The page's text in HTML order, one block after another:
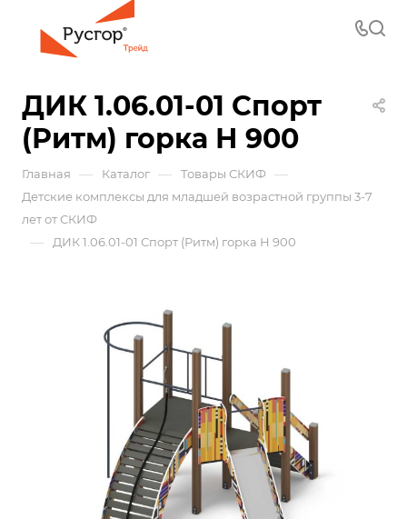
ДИК 1.06.01-01 Спорт
(Ритм) горка Н 900
Главная — Каталог — Товары СКИФ —
Детские комплексы для младшей возрастной группы 3-7
лет от СКИФ
— ДИК 1.06.01-01 Спорт (Ритм) горка Н 900